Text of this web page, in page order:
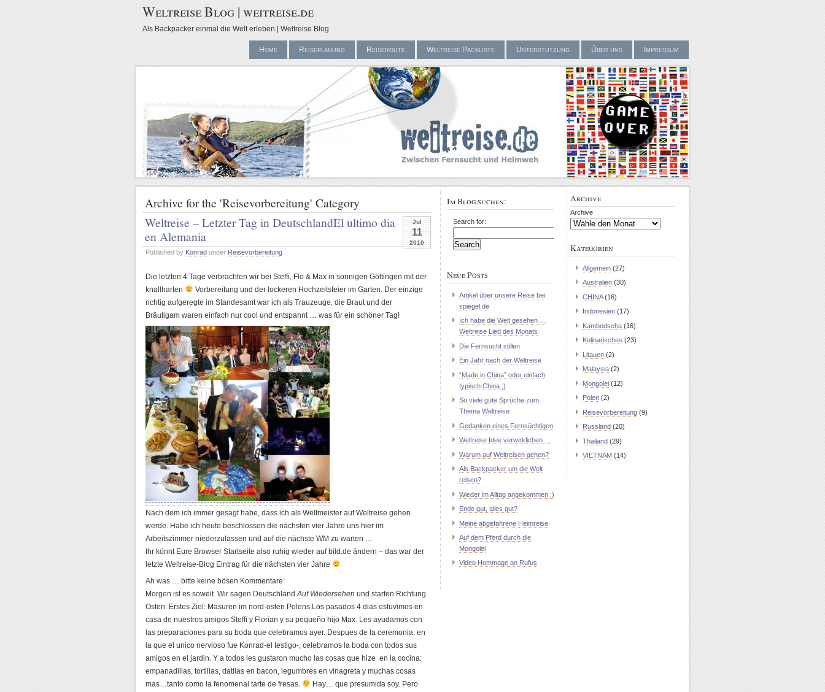
Weltreise Blog | weitreise.de
Als Backpacker einmal die Welt erleben | Weltreise Blog
Home Reiseplanung Reiseroute Weltreise Packliste Unterstützung Über uns Impressum
Archive for the 'Reisevorbereitung' Category
Jul
11
2010
Weltreise – Letzter Tag in DeutschlandEl ultimo dia
en Alemania
Published by Konrad under Reisevorbereitung
Die letzten 4 Tage verbrachten wir bei Steffi, Flo & Max in sonnigen Göttingen mit der
knallharten
Vorbereitung und der lockeren Hochzeitsfeier im Garten. Der einzige
richtig aufgeregte im Standesamt war ich als Trauzeuge, die Braut und der
Bräutigam waren einfach nur cool und entspannt … was für ein schöner Tag!
Nach dem ich immer gesagt habe, dass ich als Weltmeister auf Weltreise gehen
werde. Habe ich heute beschlossen die nächsten vier Jahre uns hier im
Arbeitszimmer niederzulassen und auf die nächste WM zu warten …
Ihr könnt Eure Browser Startseite also ruhig wieder auf bild.de ändern – das war der
letzte Weltreise-Blog Eintrag für die nächsten vier Jahre
Ah was … bitte keine bösen Kommentare:
Morgen ist es soweit. Wir sagen DeutschlandAuf Wiedersehen und starten Richtung
Osten. Erstes Ziel: Masuren im nord-osten Polens.Los pasados 4 dias estuvimos en
casa de nuestros amigos Steffi y Florian y su pequeño hijo Max. Les ayudamos con
las preparaciones para su boda que celebramos ayer. Despues de la ceremonia, en
la que el unico nervioso fue Konrad-el testigo-, celebramos la boda con todos sus
amigos en el jardin. Y a todos les gustaron mucho las cosas que hize en la cocina:
empanadillas, tortillas, datilas en bacon, legumbres en vinagreta y muchas cosas
mas…tanto como la fenomenal tarte de fresas.
Hay… que presumida soy. Pero
Im Blog suchen:
Search for:
Neue Posts
Artikel über unsere Reise bei
spiegel.de
Ich habe die Welt gesehen …
Weltreise Lied des Monats
Die Fernsucht stillen
Ein Jahr nach der Weltreise
“Made in China” oder einfach
typisch China ;)
So viele gute Sprüche zum
Thema Weltreise
Gedanken eines Fernsüchtigen
Weltreise Idee verwirklichen …
Warum auf Weltreisen gehen?
Als Backpacker um die Welt
reisen?
Wieder im Alltag angekommen :)
Ende gut, alles gut?
Meine abgefahrene Heimreise
Auf dem Pferd durch die
Mongolei
Video Hommage an Rufus
Archive
Archive
Kategorien
Allgemein (27)
Australien (30)
CHINA(16)
Indonesien (17)
Kambodscha (16)
Kulinarisches (23)
Litauen (2)
Malaysia (2)
Mongolei (12)
Polen (2)
Reisevorbereitung (9)
Russland (20)
Thailand (29)
VIETNAM (14)